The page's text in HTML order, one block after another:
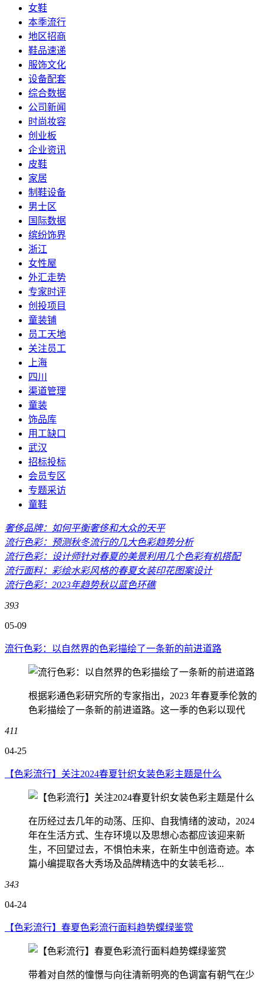
女鞋
本季流行
地区招商
鞋品速递
服饰文化
设备配套
综合数据
公司新闻
时尚妆容
创业板
企业资讯
皮鞋
家居
制鞋设备
男士区
国际数据
缤纷饰界
浙江
女性屋
外汇走势
专家时评
创投项目
童装铺
员工天地
关注员工
上海
四川
渠道管理
童装
饰品库
用工缺口
武汉
招标投标
会员专区
专题采访
童鞋
奢侈品牌：如何平衡奢侈和大众的天平
流行色彩：预测秋冬流行的几大色彩趋势分析
流行色彩：设计师针对春夏的美景利用几个色彩有机搭配
流行面料：彩绘水彩风格的春夏女装印花图案设计
流行色彩：2023年趋势秋以蓝色环礁
393
05-09
流行色彩：以自然界的色彩描绘了一条新的前进道路
根据彩通色彩研究所的专家指出，2023 年春夏季伦敦的
色彩描绘了一条新的前进道路。这一季的色彩以现代
411
04-25
【色彩流行】关注2024春夏针织女装色彩主题是什么
在历经过去几年的动荡、压抑、自我情绪的波动，2024
年在生活方式、生存环境以及思想心态都应该迎来新
生，不回望过去，不惧怕未来，在新生中创造奇迹。本
篇小编提取各大秀场及品牌精选中的女装毛衫...
343
04-24
【色彩流行】春夏色彩流行面料趋势蝶绿鉴赏
带着对自然的憧憬与向往清新明亮的色调富有朝气在少